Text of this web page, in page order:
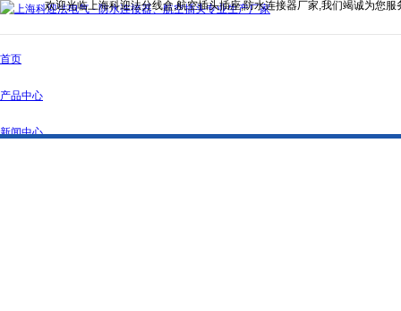
欢迎光临上海科迎法分线盒,航空插头插座,防水连接器厂家,我们竭诚为您服
首页
产品中心
新闻中心